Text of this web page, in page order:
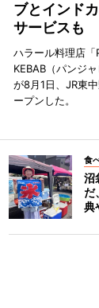
ブとインド
サービスも
ハラール料理店
KEBAB（パンジ
が8月1日、JR東
ープンした。
食
沼
だ
典